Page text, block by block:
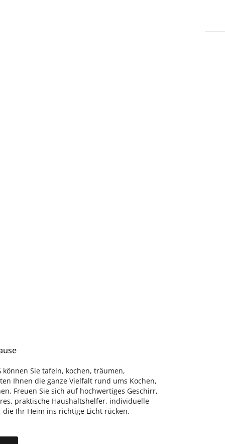
Sie tafeln, kochen, träumen,
Ihnen die ganze Vielfalt rund ums Kochen,
Freuen Sie sich auf hochwertiges Geschirr,
praktische Haushaltshelfer, individuelle
Ihr Heim ins richtige Licht rücken.